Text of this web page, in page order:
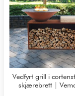
Vedfyrt grill i
skjærebrett |